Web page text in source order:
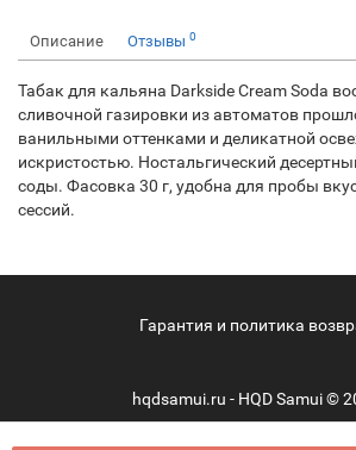
Описание Отзывы 0
Табак для кальяна Darkside Cream Soda
сливочной газировки из автоматов
ванильными оттенками и деликатной
искристостью. Ностальгический
соды. Фасовка 30 г, удобна для пробы
сессий.
Гарантия и политика
hqdsamui.ru - HQD Samui ©